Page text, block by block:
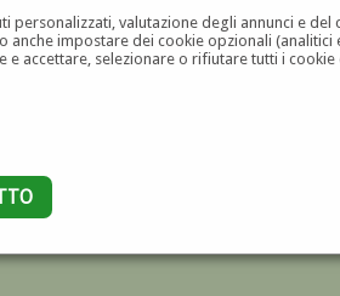
personalizzati, valutazione degli annunci e
anche impostare dei cookie opzionali
e accettare, selezionare o rifiutare tutti i